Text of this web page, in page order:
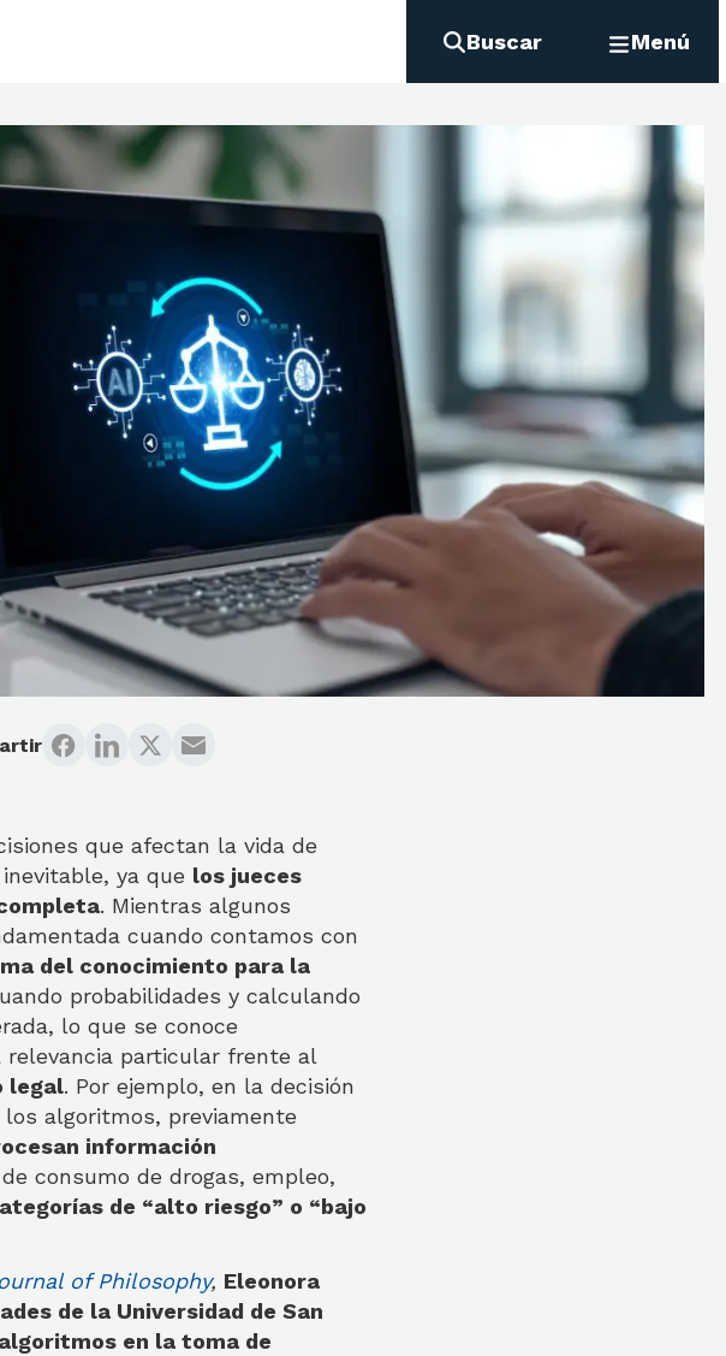
Buscar Menú
que afectan la vida de
ya que los jueces
. Mientras algunos
cuando contamos con
del conocimiento para la
probabilidades y calculando
lo que se conoce
relevancia particular frente al
legal. Por ejemplo, en la decisión
algoritmos, previamente
información
consumo de drogas, empleo,
de “alto riesgo” o “bajo
of Philosophy, Eleonora
de la Universidad de San
en la toma de